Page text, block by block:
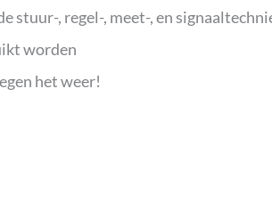
stuur-, regel-, meet-, en
worden
het weer!